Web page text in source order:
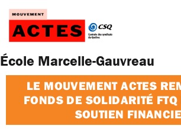
Passer
contenu
École Marcelle-Gauvreau
LE MOUVEMENT ACTES
FONDS DE SOLIDARITÉ
SOUTIEN